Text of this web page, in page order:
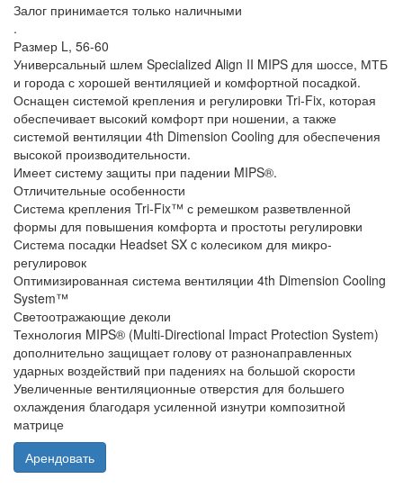
Залог принимается только наличными
.
Размер L, 56-60
Универсальный шлем Specialized Align II MIPS для шоссе, МТБ
и города с хорошей вентиляцией и комфортной посадкой.
Оснащен системой крепления и регулировки Tri-Fix, которая
обеспечивает высокий комфорт при ношении, а также
системой вентиляции 4th Dimension Cooling для обеспечения
высокой производительности.
Имеет систему защиты при падении MIPS®.
Отличительные особенности
Система крепления Tri-Fix™ с ремешком разветвленной
формы для повышения комфорта и простоты регулировки
Система посадки Headset SX c колесиком для микро-
регулировок
Оптимизированная система вентиляции 4th Dimension Cooling
System™
Светоотражающие деколи
Технология MIPS® (Multi-Directional Impact Protection System)
дополнительно защищает голову от разнонаправленных
ударных воздействий при падениях на большой скорости
Увеличенные вентиляционные отверстия для большего
охлаждения благодаря усиленной изнутри композитной
матрице
Арендовать